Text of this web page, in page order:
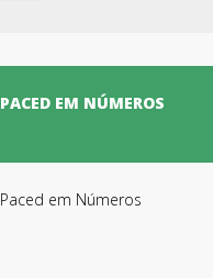
PACED EM NÚMEROS
Paced em Números